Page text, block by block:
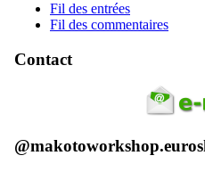
Fil des entrées
Fil des commentaires
Contact